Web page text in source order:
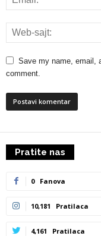
Save my name, email,
comment.
Pratite nas
0 Fanova
10,181 Pratilaca
4,161 Pratilaca